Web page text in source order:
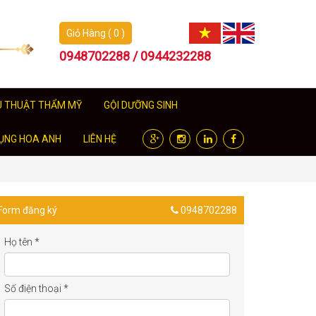
Giỏ Hàng ( 0 )
0948702288 / 0944232288
THUẬT THẨM MỸ GỘI DƯỠNG SINH
HOA ANH LIÊN HỆ
đăng ký 0948702288
Họ tên *
Số điện thoại *